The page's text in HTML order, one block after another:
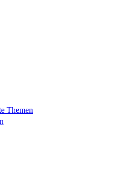
Themen